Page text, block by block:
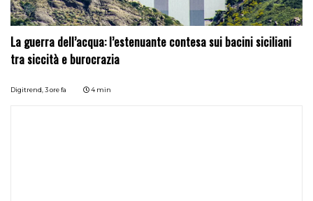
La guerra dell’acqua: l’estenuante contesa sui bacini siciliani
tra siccità e burocrazia
Digitrend,3 ore fa 4 min